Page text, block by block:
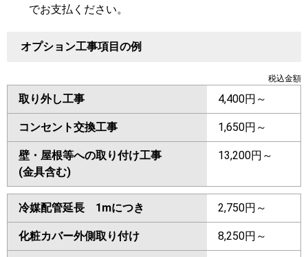
でお支払ください。
オプション工事項目の例
税込金額
取り外し工事 4,400円～
コンセント交換工事 1,650円～
壁・屋根等への取り付け工事
(金具含む)
13,200円～
冷媒配管延長 1mにつき 2,750円～
化粧カバー外側取り付け 8,250円～